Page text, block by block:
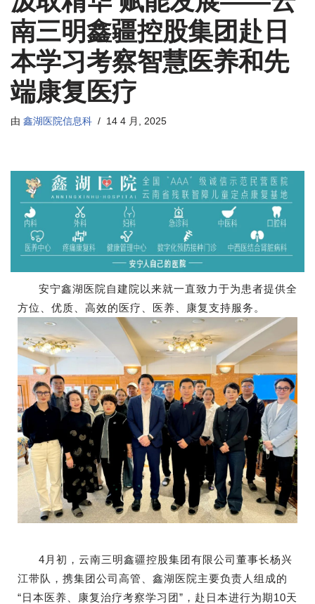
南三明鑫疆控股集团赴日
本学习考察智慧医养和先
端康复医疗
由 鑫湖医院信息科 14 4 月, 2025
安宁鑫湖医院自建院以来就一直致力于为患者提供全
方位、优质、高效的医疗、医养、康复支持服务。
4月初，云南三明鑫疆控股集团有限公司董事长杨兴
江带队，携集团公司高管、鑫湖医院主要负责人组成的
“日本医养、康复治疗考察学习团”，赴日本进行为期10天